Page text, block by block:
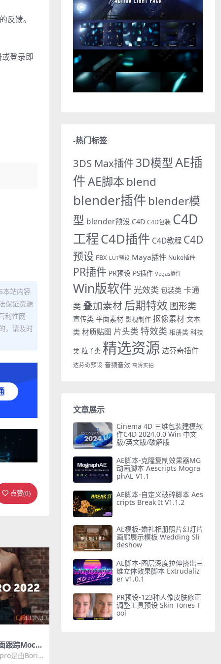
反馈。
登录即
本站内容
保证资源
利性网
，请及时
点赞(0)
跟踪Moch
2022 v
是由Boris
-热门标签
3DS Max插件3D模型AE插
件AE脚本 blend
blender插件 blender模
型 blender预设 C4D C4D包装 C4D
工程C4D插件 C4D教程 C4D
预设 FBX LUT预设 Maya插件 Nuke插件
PR插件 PR预设 PS插件 Vegas插件
Win版软件 光效类 包装类 卡通
类 叠加素材 后期特效 图形类
宣传类 平面素材 影视制作 抠像素材 文本
类 材质贴图 片头类 特效类 相册类 科技
类 粒子类 精选资源 达芬奇插件
达芬奇预设 音频音效 高清实拍
文章展示
Cinema 4D 三维包装建模软
件C4D 2024.0.0 Win 中文
版/英文版/破解版
AE脚本-克隆复制效果器MG
动画脚本 Aescripts Mogra
phAE V1.1
AE脚本-自定义破碎脚本 Aes
cripts Break It V1.1.2
AE模板-婚礼相册照片幻灯片
画廊展示模板 Wedding Sli
deshow
AE脚本-图层深度拉伸挤出三
维立体效果脚本 Extrudaliz
er v1.0.1
PR预设-123种人像皮肤修正
调整工具预设 Skin Tones T
ool